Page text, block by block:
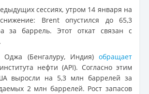
сессиях, утром 14 января на
Brent опустился до 65,3
за баррель. Этот откат связан с
(Бенгалуру, Индия) обращает
нефти (API). Согласно этим
выросли на 5,3 млн баррелей за
2 млн баррелей. Рост запасов